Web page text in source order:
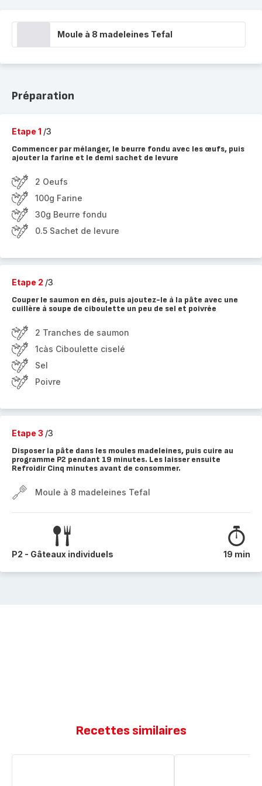
Moule à 8 madeleines Tefal
Préparation
Etape 1 /3
Commencer par mélanger, le beurre fondu avec les œufs, puis
ajouter la farine et le demi sachet de levure
2 Oeufs
100g Farine
30g Beurre fondu
0.5 Sachet de levure
Etape 2 /3
Couper le saumon en dés, puis ajoutez-le à la pâte avec une
cuillère à soupe de ciboulette un peu de sel et poivrée
2 Tranches de saumon
1càs Ciboulette ciselé
Sel
Poivre
Etape 3 /3
Disposer la pâte dans les moules madeleines, puis cuire au
programme P2 pendant 19 minutes. Les laisser ensuite
Refroidir Cinq minutes avant de consommer.
Moule à 8 madeleines Tefal
P2 - Gâteaux individuels 19 min
Recettes similaires